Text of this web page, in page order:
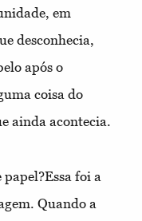
em
desconhecia,
após o
coisa do
ainda acontecia.
papel?Essa foi a
Quando a